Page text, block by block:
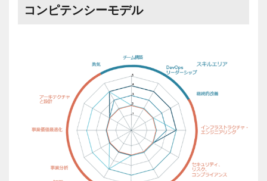
コンピテンシーモデル